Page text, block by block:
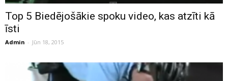
Top 5 Biedējošākie spoku video, kas atzīti kā
īsti
Admin - Jūn 18, 2015